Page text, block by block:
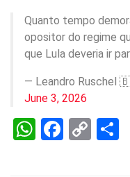
Quanto tempo
opositor do regime
que Lula deveria ir
— Leandro
June 3, 2026
W F
C